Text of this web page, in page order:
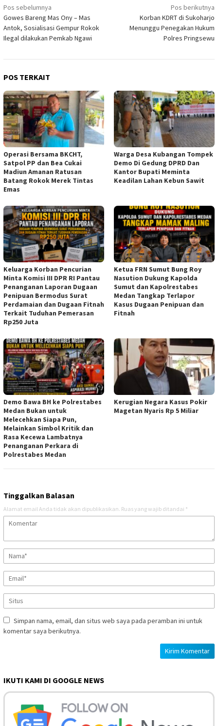
Navigasi
pos
Pos sebelumnya
Gowes Bareng Mas Ony – Mas
Antok, Sosialisasi Gempur Rokok
Ilegal dilakukan Pemkab Ngawi
Pos berikutnya
Korban KDRT di Sukoharjo
Menunggu Penegakan Hukum
Polres Pringsewu
POS TERKAIT
Operasi Bersama BKCHT,
Satpol PP dan Bea Cukai
Madiun Amanan Ratusan
Batang Rokok Merek Tintas
Emas
Warga Desa Kubangan Tompek
Demo Di Gedung DPRD Dan
Kantor Bupati Meminta
Keadilan Lahan Kebun Sawit
Keluarga Korban Pencurian
Minta Komisi III DPR RI Pantau
Penanganan Laporan Dugaan
Penipuan Bermodus Surat
Perdamaian dan Dugaan Fitnah
Terkait Tuduhan Pemerasan
Rp250 Juta
Ketua FRN Sumut Bung Roy
Nasution Dukung Kapolda
Sumut dan Kapolrestabes
Medan Tangkap Terlapor
Kasus Dugaan Penipuan dan
Fitnah
Demo Bawa BH ke Polrestabes
Medan Bukan untuk
Melecehkan Siapa Pun,
Melainkan Simbol Kritik dan
Rasa Kecewa Lambatnya
Penanganan Perkara di
Polrestabes Medan
Kerugian Negara Kasus Pokir
Magetan Nyaris Rp 5 Miliar
Tinggalkan Balasan
Alamat email Anda tidak akan dipublikasikan. Ruas yang wajib ditandai *
Simpan nama, email, dan situs web saya pada peramban ini untuk
komentar saya berikutnya.
IKUTI KAMI DI GOOGLE NEWS